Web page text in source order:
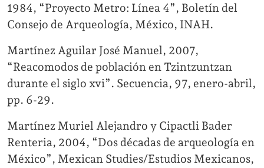
1984, “Proyecto Metro: Línea 4”, Boletín del
Consejo de Arqueología, México, INAH.
Martínez Aguilar José Manuel, 2007,
“Reacomodos de población en Tzintzuntzan
durante el siglo xvi”. Secuencia, 97, enero-abril,
pp. 6-29.
Martínez Muriel Alejandro y Cipactli Bader
Renteria, 2004, “Dos décadas de arqueología en
México”, Mexican Studies/Estudios Mexicanos,